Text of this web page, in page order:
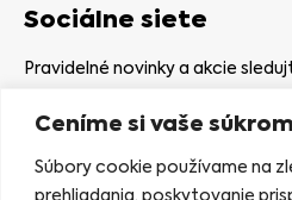
Ceníme si vaše
Súbory cookie používame na
prehliadania, poskytovanie
Sociálne siete
Pravidelné novinky a akcie